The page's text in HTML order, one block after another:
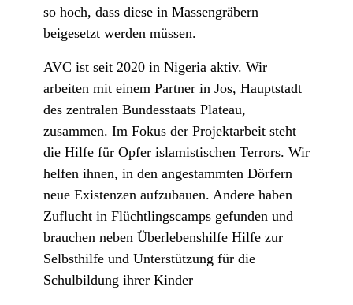
so hoch, dass diese in Massengräbern
beigesetzt werden müssen.
AVC ist seit 2020 in Nigeria aktiv. Wir
arbeiten mit einem Partner in Jos, Hauptstadt
des zentralen Bundesstaats Plateau,
zusammen. Im Fokus der Projektarbeit steht
die Hilfe für Opfer islamistischen Terrors. Wir
helfen ihnen, in den angestammten Dörfern
neue Existenzen aufzubauen. Andere haben
Zuflucht in Flüchtlingscamps gefunden und
brauchen neben Überlebenshilfe Hilfe zur
Selbsthilfe und Unterstützung für die
Schulbildung ihrer Kinder